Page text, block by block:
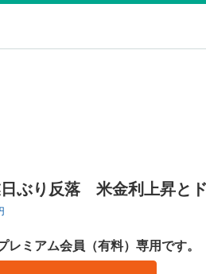
ぶり反落 米金利上昇と
レミアム会員（有料）専用です。